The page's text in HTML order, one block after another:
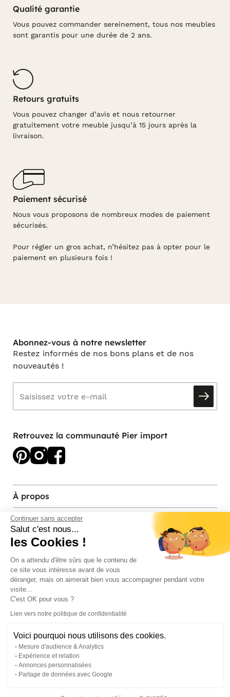
Continuer sans accepter
Salut c'est nous...
les Cookies !
On a attendu d'être sûrs que le contenu de
ce site vous intéresse avant de vous
déranger, mais on aimerait bien vous accompagner pendant votre
visite...
C'est OK pour vous ?
Lien vers notre politique de confidentialité
Voici pourquoi nous utilisons des cookies.
Mesure d'audience & Analytics
Expérience et relation
Annonces personnalisées
Partage de données avec Google
Qualité garantie
Vous pouvez commander sereinement, tous nos meubles
sont garantis pour une durée de 2 ans.
Retours gratuits
Vous pouvez changer d’avis et nous retourner
gratuitement votre meuble jusqu’à 15 jours après la
livraison.
Paiement sécurisé
Nous vous proposons de nombreux modes de paiement
sécurisés.
Pour régler un gros achat, n’hésitez pas à opter pour le
paiement en plusieurs fois !
Abonnez-vous à notre newsletter
Restez informés de nos bons plans et de nos
nouveautés !
Retrouvez la communauté Pier import
À propos
Services et contact
Magasins et Showrooms
Modes de paiement acceptés
© Pier Import2026